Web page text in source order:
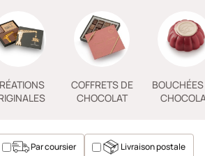
COFFRETS DE
CHOCOLAT
Par coursier Livraison postale